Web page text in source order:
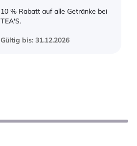
10 % Rabatt auf alle Getränke bei
TEA'S.
Gültig bis: 31.12.2026